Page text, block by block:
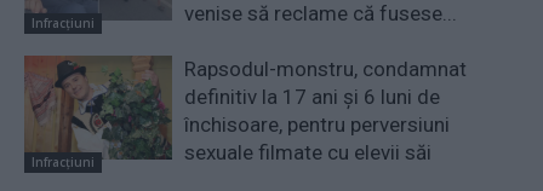
Infracțiuni
venise să reclame că fusese...
Infracțiuni
Rapsodul-monstru, condamnat
definitiv la 17 ani și 6 luni de
închisoare, pentru perversiuni
sexuale filmate cu elevii săi